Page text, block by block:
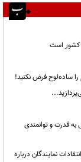
کشور است
ساده‌لوح فرض نکنید!
به قدرت و توانمندی
نمایندگان درباره